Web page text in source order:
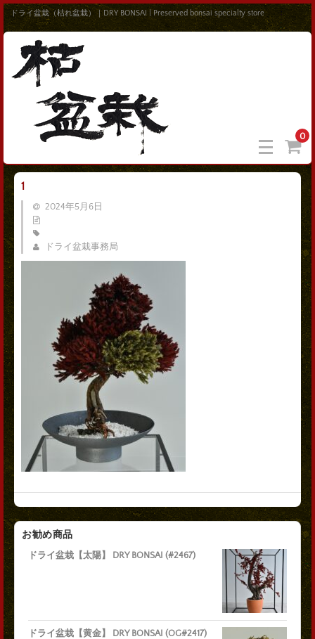
ドライ盆栽（枯れ盆栽）｜DRY BONSAI | Preserved bonsai specialty store
0
1
2024年5月6日
ドライ盆栽事務局
お勧め商品
ドライ盆栽【太陽】 DRY BONSAI (#2467)
ドライ盆栽【黄金】 DRY BONSAI (OG#2417)